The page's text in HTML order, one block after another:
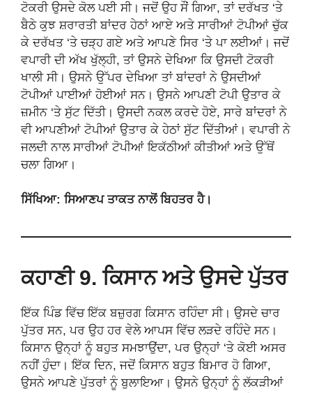
ਟੋਕਰੀ ਉਸਦੇ ਕੋਲ ਪਈ ਸੀ। ਜਦੋਂ ਉਹ ਸੌਂ ਗਿਆ, ਤਾਂ ਦਰੱਖਤ ‘ਤੇ
ਬੈਠੇ ਕੁਝ ਸ਼ਰਾਰਤੀ ਬਾਂਦਰ ਹੇਠਾਂ ਆਏ ਅਤੇ ਸਾਰੀਆਂ ਟੋਪੀਆਂ ਚੁੱਕ
ਕੇ ਦਰੱਖਤ ‘ਤੇ ਚੜ੍ਹ ਗਏ ਅਤੇ ਆਪਣੇ ਸਿਰ ‘ਤੇ ਪਾ ਲਈਆਂ। ਜਦੋਂ
ਵਪਾਰੀ ਦੀ ਅੱਖ ਖੁੱਲ੍ਹੀ, ਤਾਂ ਉਸਨੇ ਦੇਖਿਆ ਕਿ ਉਸਦੀ ਟੋਕਰੀ
ਖਾਲੀ ਸੀ। ਉਸਨੇ ਉੱਪਰ ਦੇਖਿਆ ਤਾਂ ਬਾਂਦਰਾਂ ਨੇ ਉਸਦੀਆਂ
ਟੋਪੀਆਂ ਪਾਈਆਂ ਹੋਈਆਂ ਸਨ। ਉਸਨੇ ਆਪਣੀ ਟੋਪੀ ਉਤਾਰ ਕੇ
ਜ਼ਮੀਨ ‘ਤੇ ਸੁੱਟ ਦਿੱਤੀ। ਉਸਦੀ ਨਕਲ ਕਰਦੇ ਹੋਏ, ਸਾਰੇ ਬਾਂਦਰਾਂ ਨੇ
ਵੀ ਆਪਣੀਆਂ ਟੋਪੀਆਂ ਉਤਾਰ ਕੇ ਹੇਠਾਂ ਸੁੱਟ ਦਿੱਤੀਆਂ। ਵਪਾਰੀ ਨੇ
ਜਲਦੀ ਨਾਲ ਸਾਰੀਆਂ ਟੋਪੀਆਂ ਇਕੱਠੀਆਂ ਕੀਤੀਆਂ ਅਤੇ ਉੱਥੋਂ
ਚਲਾ ਗਿਆ।
ਸਿੱਖਿਆ: ਸਿਆਣਪ ਤਾਕਤ ਨਾਲੋਂ ਬਿਹਤਰ ਹੈ।
ਕਹਾਣੀ 9. ਕਿਸਾਨ ਅਤੇ ਉਸਦੇ ਪੁੱਤਰ
ਇੱਕ ਪਿੰਡ ਵਿੱਚ ਇੱਕ ਬਜ਼ੁਰਗ ਕਿਸਾਨ ਰਹਿੰਦਾ ਸੀ। ਉਸਦੇ ਚਾਰ
ਪੁੱਤਰ ਸਨ, ਪਰ ਉਹ ਹਰ ਵੇਲੇ ਆਪਸ ਵਿੱਚ ਲੜਦੇ ਰਹਿੰਦੇ ਸਨ।
ਕਿਸਾਨ ਉਨ੍ਹਾਂ ਨੂੰ ਬਹੁਤ ਸਮਝਾਉਂਦਾ, ਪਰ ਉਨ੍ਹਾਂ ‘ਤੇ ਕੋਈ ਅਸਰ
ਨਹੀਂ ਹੁੰਦਾ। ਇੱਕ ਦਿਨ, ਜਦੋਂ ਕਿਸਾਨ ਬਹੁਤ ਬਿਮਾਰ ਹੋ ਗਿਆ,
ਉਸਨੇ ਆਪਣੇ ਪੁੱਤਰਾਂ ਨੂੰ ਬੁਲਾਇਆ। ਉਸਨੇ ਉਨ੍ਹਾਂ ਨੂੰ ਲੱਕੜੀਆਂ